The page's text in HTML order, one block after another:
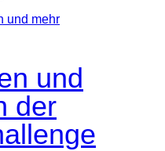
und mehr
und
der